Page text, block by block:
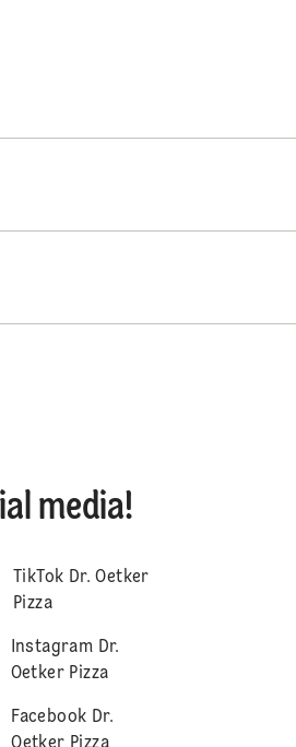
media!
TikTok Dr. Oetker
Pizza
Instagram Dr.
Oetker Pizza
Facebook Dr.